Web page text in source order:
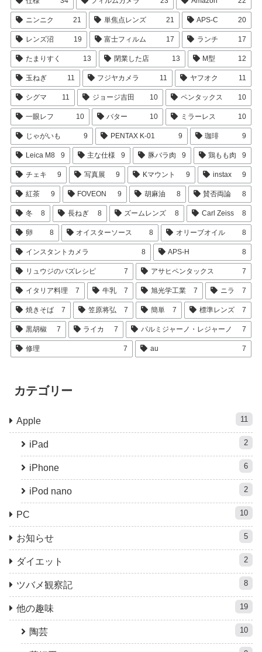
ニンニク 21 単焦点レンズ 21 APS-C 20
レンズ沼 19 富士フィルム 17 ランチ 17
たまりすく 13 閉業した店 13 M型 12
玉ねぎ 11 フジヤカメラ 11 ヤフオク 11
シグマ 11 ジョージ吉田 10 ペンタックス 10
一眼レフ 10 バター 10 ミラーレス 10
じゃがいも 9 PENTAX K-01 9 珈琲 9
Leica M8 9 主な仕様 9 豚バラ肉 9 鶏もも肉 9
チェキ 9 写真展 9 Kマウント 9 instax 9
紅茶 9 FOVEON 9 胡麻油 8 賛否両論 8
冬 8 長ねぎ 8 ズームレンズ 8 Carl Zeiss 8
卵 8 オイスターソース 8 オリーブオイル 8
インスタントカメラ 8 APS-H 8
リュウジのバズレシピ 7 アサヒペンタックス 7
イタリア料理 7 牛乳 7 旭光学工業 7 ニラ 7
焼きそば 7 笠原将弘 7 簡単 7 標準レンズ 7
黒胡椒 7 ライカ 7 パルミジャーノ・レジャーノ 7
修理 7 au 7
カテゴリー
Apple 11
iPad 2
iPhone 6
iPod nano 2
PC 10
お知らせ 5
ダイエット 2
ツバメ観察記 8
他の趣味 19
陶芸 10